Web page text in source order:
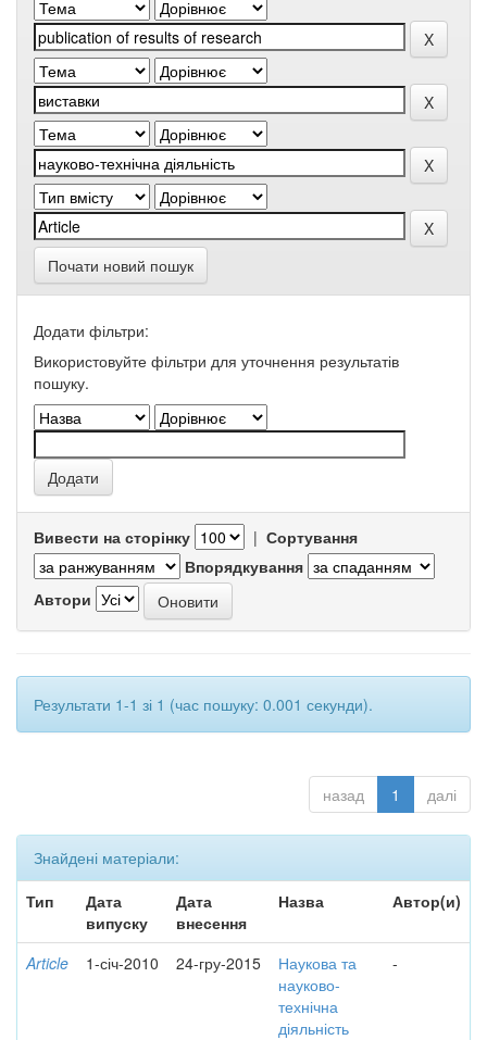
Почати новий пошук
Додати фільтри:
Використовуйте фільтри для уточнення результатів
пошуку.
Вивести на сторінку | Сортування
Впорядкування
Автори
Результати 1-1 зі 1 (час пошуку: 0.001 секунди).
назад 1 далі
Знайдені матеріали:
Тип
Дата
випуску
Дата
внесення
Назва Автор(и)
Article 1-січ-2010 24-гру-2015
Наукова та
науково-
технічна
діяльність
-